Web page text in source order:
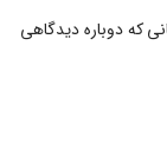
که دوباره دیدگاهی